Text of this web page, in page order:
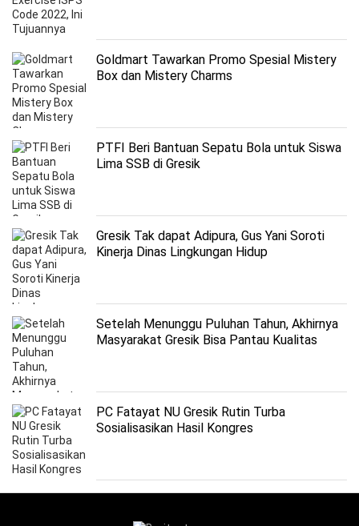
Goldmart Tawarkan Promo Spesial Mistery
Box dan Mistery Charms
PTFI Beri Bantuan Sepatu Bola untuk Siswa
Lima SSB di Gresik
Gresik Tak dapat Adipura, Gus Yani Soroti
Kinerja Dinas Lingkungan Hidup
Setelah Menunggu Puluhan Tahun, Akhirnya
Masyarakat Gresik Bisa Pantau Kualitas
PC Fatayat NU Gresik Rutin Turba
Sosialisasikan Hasil Kongres